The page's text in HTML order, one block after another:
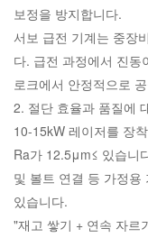
보정을 방지합니다.
서보 급전 기계는 중장
다. 급전 과정에서 진동
로크에서 안정적으로
2. 절단 효율과 품질에
10-15kW 레이저를 장
Ra가 12.5μm≤ 있습니
및 볼트 연결 등 가정용
있습니다.
"재고 쌓기 + 연속 자르